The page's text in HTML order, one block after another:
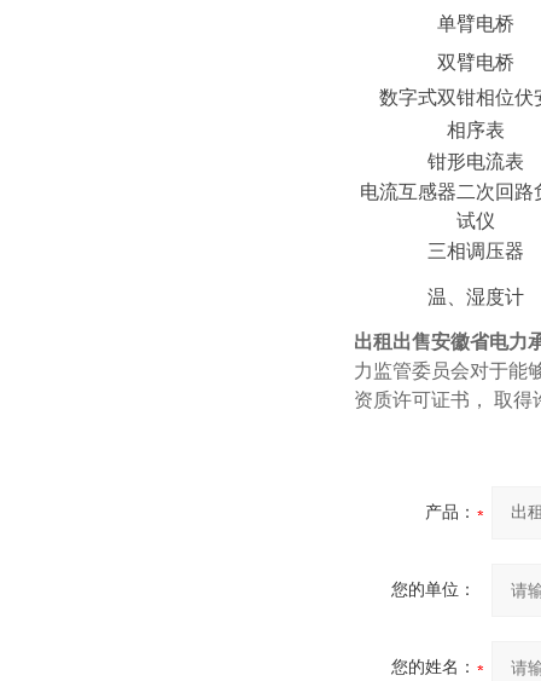
单臂电桥
双臂电桥
数字式双钳相位伏
相序表
钳形电流表
电流互感器二次回路
试仪
三相调压器
温、湿度计
出租出售安徽省电力
力监管委员会对于能
资质许可证书， 取
产品：
您的单位：
您的姓名：